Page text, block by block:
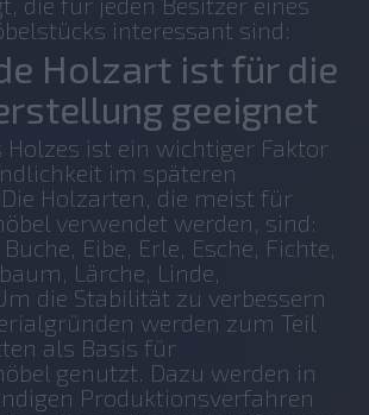
interessant sind:
Holzart ist für die
geeignet
Holzes ist ein wichtiger Faktor
im späteren
Holzarten, die meist für
verwendet werden, sind:
Eibe, Erle, Esche, Fichte,
Lärche, Linde,
die Stabilität zu verbessern
werden zum Teil
als Basis für
genutzt. Dazu werden in
Produktionsverfahren